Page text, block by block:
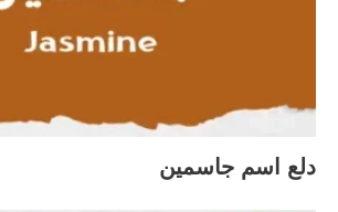
دلع اسم جاسمين